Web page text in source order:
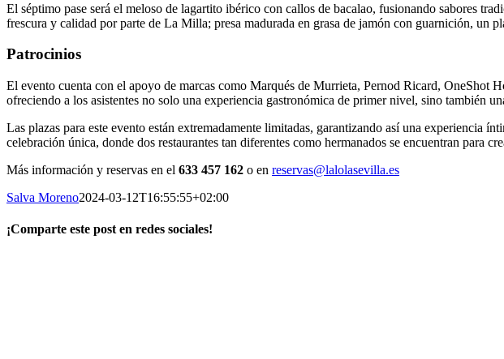
El séptimo pase será el meloso de lagartito ibérico con callos de bacalao, fusionando sabores
frescura y calidad por parte de La Milla; presa madurada en grasa de jamón con guarnición, un
Patrocinios
El evento cuenta con el apoyo de marcas como Marqués de Murrieta, Pernod Ricard,
ofreciendo a los asistentes no solo una experiencia gastronómica de primer nivel, sino también
Las plazas para este evento están extremadamente limitadas, garantizando así una experiencia
celebración única, donde dos restaurantes tan diferentes como hermanados se encuentran para
Más información y reservas en el 633 457 162 o en reservas@lalolasevilla.es
Salva Moreno2024-03-12T16:55:55+02:00
¡Comparte este post en redes sociales!